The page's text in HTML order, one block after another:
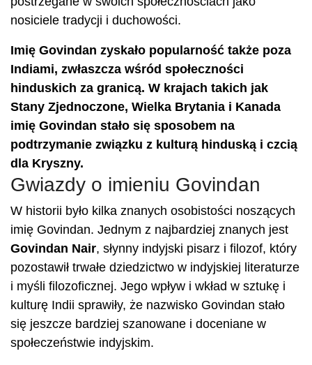
nosiciele tradycji i duchowości.
Imię Govindan zyskało popularność także poza
Indiami, zwłaszcza wśród społeczności
hinduskich za granicą. W krajach takich jak
Stany Zjednoczone, Wielka Brytania i Kanada
imię Govindan stało się sposobem na
podtrzymanie związku z kulturą hinduską i czcią
dla Kryszny.
Gwiazdy o imieniu Govindan
W historii było kilka znanych osobistości noszących
imię Govindan. Jednym z najbardziej znanych jest
Govindan Nair, słynny indyjski pisarz i filozof, który
pozostawił trwałe dziedzictwo w indyjskiej literaturze
i myśli filozoficznej. Jego wpływ i wkład w sztukę i
kulturę Indii sprawiły, że nazwisko Govindan stało
się jeszcze bardziej szanowane i doceniane w
społeczeństwie indyjskim.